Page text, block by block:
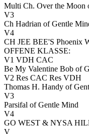
Multi Ch. Over the Moon
V3
Ch Hadrian of Gentle
V4
CH JEE BEE'S Phoenix
OFFENE KLASSE:
V1 VDH CAC
Be My Valentine Bob of
V2 Res CAC Res VDH
Thomas H. Handy of
V3
Parsifal of Gentle Mind
V4
GO WEST & NYSA
V